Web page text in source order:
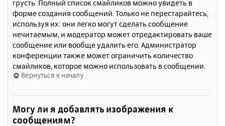
грусть. Полный список смайликов можно увидеть в
форме создания сообщений. Только не перестарайтесь,
используя их: они легко могут сделать сообщение
нечитаемым, и модератор может отредактировать ваше
сообщение или вообще удалить его. Администратор
конференции также может ограничить количество
смайликов, которое можно использовать в сообщении.
Вернуться к началу
Могу ли я добавлять изображения к
сообщениям?